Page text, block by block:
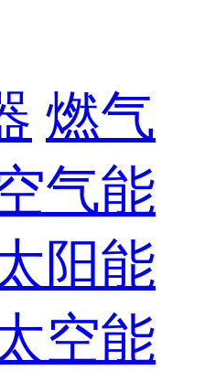
燃气
气能
阳能
空能